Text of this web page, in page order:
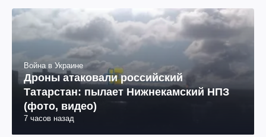
Война в Украине
Дроны атаковали российский
Татарстан: пылает Нижнекамский НПЗ
(фото, видео)
7 часов назад